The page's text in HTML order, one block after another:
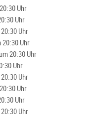
das VIP-Angebot
verbinden. Dazu stehen
der "Amphibious" zur
Card
über die
Uhr
Uhr
Uhr
Uhr
20:30 Uhr
Uhr
Uhr
Uhr
Uhr
Uhr